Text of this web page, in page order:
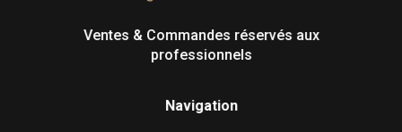
Ventes & Commandes réservés aux
professionnels
Navigation